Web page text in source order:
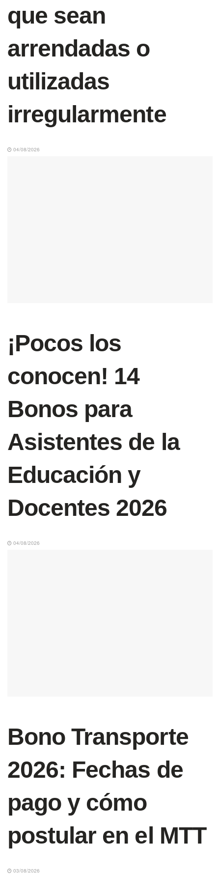
que sean
arrendadas o
utilizadas
irregularmente
04/08/2026
¡Pocos los
conocen! 14
Bonos para
Asistentes de la
Educación y
Docentes 2026
04/08/2026
Bono Transporte
2026: Fechas de
pago y cómo
postular en el MTT
03/08/2026